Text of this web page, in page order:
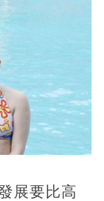
展要比高